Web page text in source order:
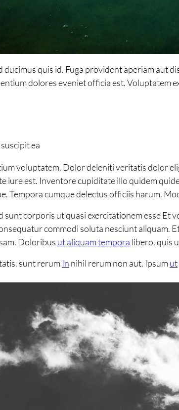
quis id. Fuga provident aperiam aut
dolores eveniet officia est. Voluptatem
ea
voluptatem. Dolor deleniti veritatis dolor
iure est. Inventore cupiditate illo quidem
Tempora cumque delectus officiis harum.
sunt corporis ut quasi exercitationem esse
commodi soluta nesciunt aliquam.
Doloribus ut aliquam tempora libero. quis
sunt rerum In nihil rerum non aut. Ipsumut